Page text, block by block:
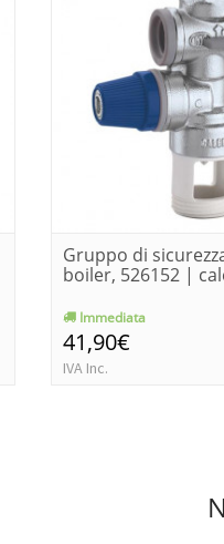
Gruppo di
boiler, 526152 |
Immediata
41,90€
IVA Inc.